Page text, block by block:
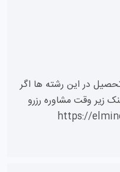
در این رشته ها اگر
زیر وقت مشاوره رزرو